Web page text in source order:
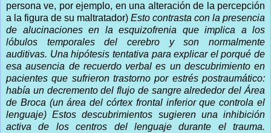
persona ve, por ejemplo, en una alteración de la percepción
a la figura de su maltratador) Esto contrasta con la presencia
de alucinaciones en la esquizofrenia que implica a los
lóbulos temporales del cerebro y son normalmente
auditivas. Una hipótesis tentativa para explicar el porqué de
esa ausencia de recuerdo verbal es un descubrimiento en
pacientes que sufrieron trastorno por estrés postraumático:
había un decremento del flujo de sangre alrededor del Área
de Broca (un área del córtex frontal inferior que controla el
lenguaje) Estos descubrimientos sugieren una inhibición
activa de los centros del lenguaje durante el trauma.